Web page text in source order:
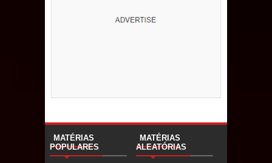
MATÉRIAS
POPULARES
MATÉRIAS
ALEATÓRIAS